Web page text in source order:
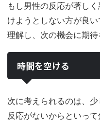
もし男性の反応が著し
けようとしない方が良
理解し、次の機会に期待
時間を空ける
次に考えられるのは、
反応がないからといって